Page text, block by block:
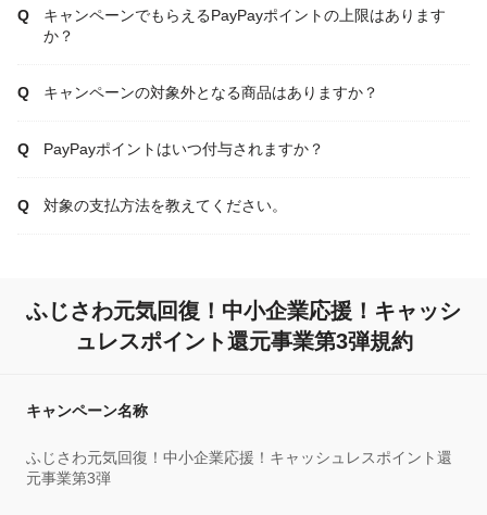
キャンペーンでもらえるPayPayポイントの上限はあります
か？
キャンペーンの対象外となる商品はありますか？
PayPayポイントはいつ付与されますか？
対象の支払方法を教えてください。
ふじさわ元気回復！中小企業応援！キャッシ
ュレスポイント還元事業第3弾規約
キャンペーン名称
ふじさわ元気回復！中小企業応援！キャッシュレスポイント還
元事業第3弾